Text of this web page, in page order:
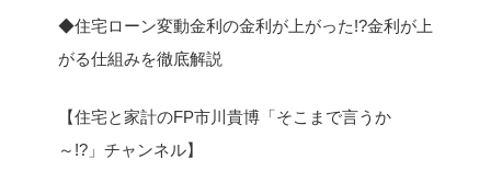
◆住宅ローン変動金利の金利が上がった!?金利が上
がる仕組みを徹底解説
【住宅と家計のFP市川貴博「そこまで言うか
～!?」チャンネル】